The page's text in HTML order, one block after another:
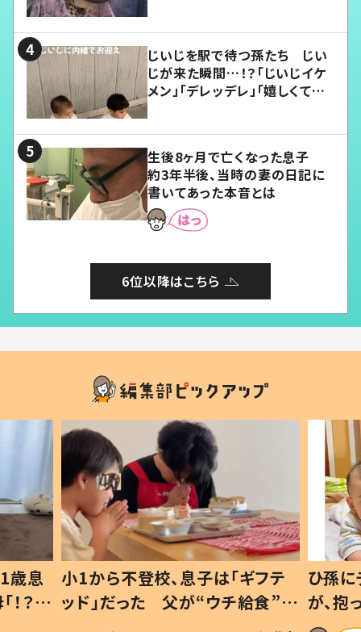
じいじを駅で待つ孫たち じい
じが来た瞬間…！？「じいじイケ
メン」「デレッデレ」「嬉しくて可
生後8ヶ月で亡くなった息子
約3年半後、当時の妻の日記に
書いてあった本音とは
6位以降はこちら
歳息
？」
小1から不登校、息子は「ギフテ
ッド」だった 父が“ウチ給食”を
作り続ける理由とは #令和の親
ひ孫
が、
「涙が